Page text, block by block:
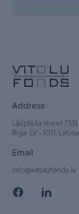
Address
Lāčplēša street 75B,
Rīga, LV - 1011, Latvija
Email
info@vitolufonds.lv